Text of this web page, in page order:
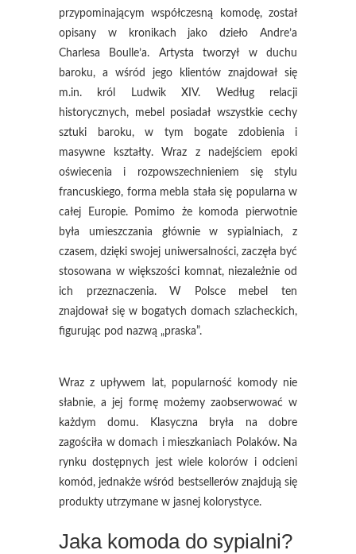
przypominającym współczesną komodę, został
opisany w kronikach jako dzieło Andre’a
Charlesa Boulle’a. Artysta tworzył w duchu
baroku, a wśród jego klientów znajdował się
m.in. król Ludwik XIV. Według relacji
historycznych, mebel posiadał wszystkie cechy
sztuki baroku, w tym bogate zdobienia i
masywne kształty. Wraz z nadejściem epoki
oświecenia i rozpowszechnieniem się stylu
francuskiego, forma mebla stała się popularna w
całej Europie. Pomimo że komoda pierwotnie
była umieszczania głównie w sypialniach, z
czasem, dzięki swojej uniwersalności, zaczęła być
stosowana w większości komnat, niezależnie od
ich przeznaczenia. W Polsce mebel ten
znajdował się w bogatych domach szlacheckich,
figurując pod nazwą „praska”.
Wraz z upływem lat, popularność komody nie
słabnie, a jej formę możemy zaobserwować w
każdym domu. Klasyczna bryła na dobre
zagościła w domach i mieszkaniach Polaków. Na
rynku dostępnych jest wiele kolorów i odcieni
komód, jednakże wśród bestsellerów znajdują się
produkty utrzymane w jasnej kolorystyce.
Jaka komoda do sypialni?